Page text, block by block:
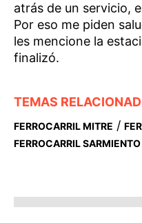
atrás de un servicio,
Por eso me piden
les mencione la
finalizó.
TEMAS
FERROCARRIL MITRE /
FERROCARRIL SARMIENTO